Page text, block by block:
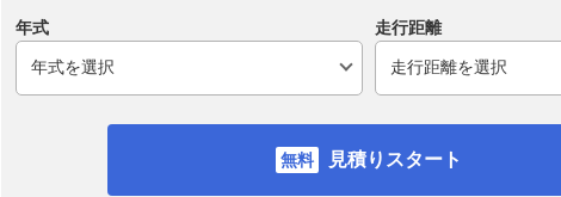
年式 走行距離
見積りスタート